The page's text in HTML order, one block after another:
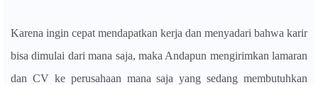
Karena ingin cepat mendapatkan kerja dan menyadari bahwa karir
bisa dimulai dari mana saja, maka Andapun mengirimkan lamaran
dan CV ke perusahaan mana saja yang sedang membutuhkan